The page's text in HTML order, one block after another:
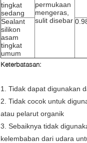
permukaan
mengeras,
sulit disebar
tingkat
sedang
Sealant
silikon
asam
tingkat
umum
Keterbatasan:
1. Tidak dapat digunakan
2. Tidak cocok untuk
atau pelarut organik
3. Sebaiknya tidak
kelembaban dari udara